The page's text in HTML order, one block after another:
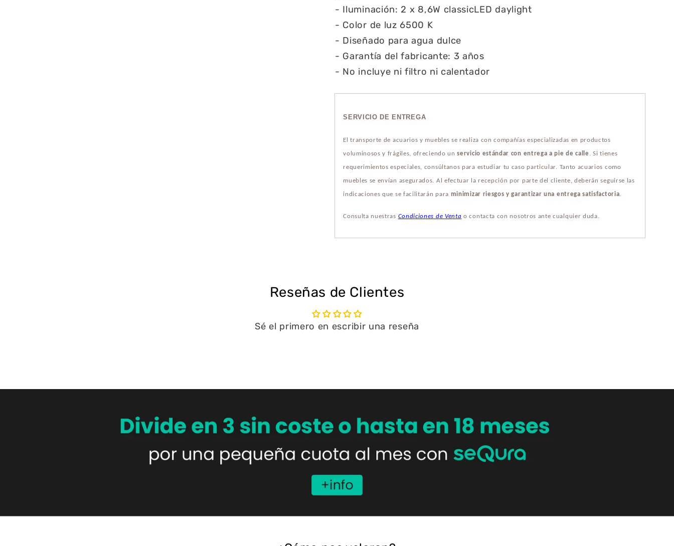
- Iluminación: 2 x 8,6W classicLED daylight
- Color de luz 6500 K
- Diseñado para agua dulce
- Garantía del fabricante: 3 años
- No incluye ni filtro ni calentador
SERVICIO DE ENTREGA
El transporte de acuarios y muebles se realiza con compañías especializadas en productos
voluminosos y frágiles, ofreciendo unservicio estándar con entrega a pie de calle . Si tienes
requerimientos especiales, consúltanos para estudiar tu caso particular. Tanto acuarios como
muebles se envían asegurados. Al efectuar la recepción por parte del cliente, deberán seguirse las
indicaciones que se facilitarán para minimizar riesgos y garantizar una entrega satisfactoria.
Consulta nuestras Condiciones de Venta o contacta con nosotros ante cualquier duda.
Reseñas de Clientes
Sé el primero en escribir una reseña